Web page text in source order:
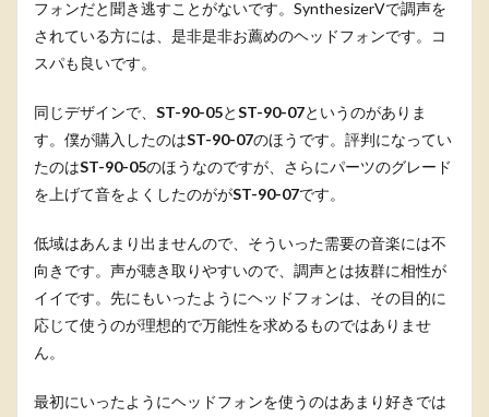
フォンだと聞き逃すことがないです。SynthesizerVで調声を
されている方には、是非是非お薦めのヘッドフォンです。コ
スパも良いです。
同じデザインで、 ST-90-05とST-90-07というのがありま
す。僕が購入したのはST-90-07のほうです。評判になってい
たのはST-90-05のほうなのですが、さらにパーツのグレード
を上げて音をよくしたのががST-90-07です。
低域はあんまり出ませんので、そういった需要の音楽には不
向きです。声が聴き取りやすいので、調声とは抜群に相性が
イイです。先にもいったようにヘッドフォンは、その目的に
応じて使うのが理想的で万能性を求めるものではありませ
ん。
最初にいったようにヘッドフォンを使うのはあまり好きでは